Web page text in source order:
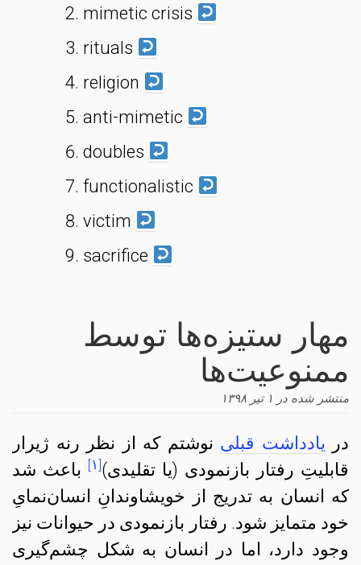
mimetic crisis
rituals
religion
anti-mimetic
doubles
functionalistic
victim
sacrifice
مهار ستیزه‌ها توسط
ممنوعیت‌ها
منتشر شده در ۱ تیر ۱۳۹۸
در یادداشت قبلی نوشتم که از نظر رنه ژیرار
قابلیتِ رفتار بازنمودی (یا تقلیدی)[۱] باعث شد
که انسان به تدریج از خویشاوندانِ انسان‌نمایِ
خود متمایز شود. رفتار بازنمودی در حیوانات نیز
وجود دارد، اما در انسان به شکل چشم‌گیری